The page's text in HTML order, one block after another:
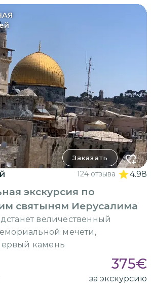
Заказать
124 отзыва 4.98
экскурсия по
святыням Иерусалима
величественный
мечети,
камень
375€
за экскурсию